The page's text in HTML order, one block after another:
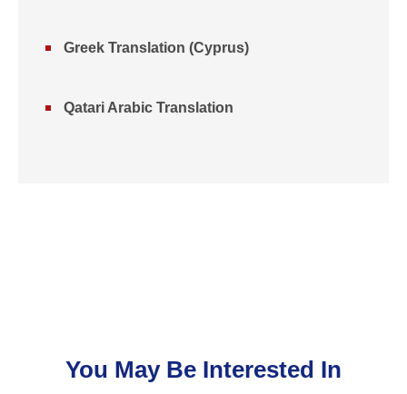
Greek Translation (Cyprus)
Qatari Arabic Translation
You May Be Interested In